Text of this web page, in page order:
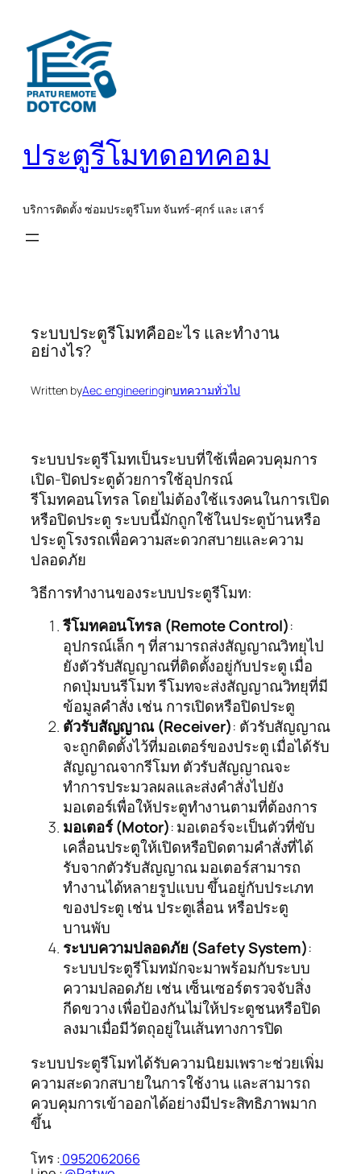
เนื้อหา
ประตูรีโมทดอทคอม
บริการติดตั้ง ซ่อมประตูรีโมท จันทร์-ศุกร์ และ เสาร์
ระบบประตูรีโมทคืออะไร และทำงาน
อย่างไร?
Written byAec engineeringinบทความทั่วไป
ระบบประตูรีโมทเป็นระบบที่ใช้เพื่อควบคุมการ
เปิด-ปิดประตูด้วยการใช้อุปกรณ์
รีโมทคอนโทรล โดยไม่ต้องใช้แรงคนในการเปิด
หรือปิดประตู ระบบนี้มักถูกใช้ในประตูบ้านหรือ
ประตูโรงรถเพื่อความสะดวกสบายและความ
ปลอดภัย
วิธีการทำงานของระบบประตูรีโมท:
รีโมทคอนโทรล (Remote Control):
อุปกรณ์เล็ก ๆ ที่สามารถส่งสัญญาณวิทยุไป
ยังตัวรับสัญญาณที่ติดตั้งอยู่กับประตู เมื่อ
กดปุ่มบนรีโมท รีโมทจะส่งสัญญาณวิทยุที่มี
ข้อมูลคำสั่ง เช่น การเปิดหรือปิดประตู
ตัวรับสัญญาณ (Receiver): ตัวรับสัญญาณ
จะถูกติดตั้งไว้ที่มอเตอร์ของประตู เมื่อได้รับ
สัญญาณจากรีโมท ตัวรับสัญญาณจะ
ทำการประมวลผลและส่งคำสั่งไปยัง
มอเตอร์เพื่อให้ประตูทำงานตามที่ต้องการ
มอเตอร์ (Motor): มอเตอร์จะเป็นตัวที่ขับ
เคลื่อนประตูให้เปิดหรือปิดตามคำสั่งที่ได้
รับจากตัวรับสัญญาณ มอเตอร์สามารถ
ทำงานได้หลายรูปแบบ ขึ้นอยู่กับประเภท
ของประตู เช่น ประตูเลื่อน หรือประตู
บานพับ
ระบบความปลอดภัย (Safety System):
ระบบประตูรีโมทมักจะมาพร้อมกับระบบ
ความปลอดภัย เช่น เซ็นเซอร์ตรวจจับสิ่ง
กีดขวาง เพื่อป้องกันไม่ให้ประตูชนหรือปิด
ลงมาเมื่อมีวัตถุอยู่ในเส้นทางการปิด
ระบบประตูรีโมทได้รับความนิยมเพราะช่วยเพิ่ม
ความสะดวกสบายในการใช้งาน และสามารถ
ควบคุมการเข้าออกได้อย่างมีประสิทธิภาพมาก
ขึ้น
โทร :0952062066